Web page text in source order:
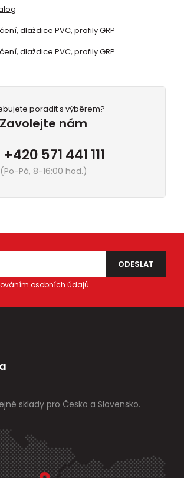
dlaždice PVC, profily GRP
dlaždice PVC, profily GRP
poradit s výběrem?
Zavolejte nám
+420 571 441 111
(Po-Pá, 8-16:00 hod.)
osobních údajů.
sklady pro Česko a Slovensko.